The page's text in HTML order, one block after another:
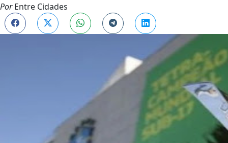
PorEntre Cidades